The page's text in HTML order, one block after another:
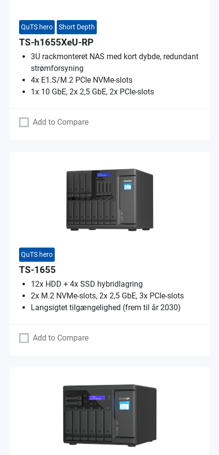
QuTS hero Short Depth
TS-h1655XeU-RP
3U rackmonteret NAS med kort dybde, redundant
strømforsyning
4x E1.S/M.2 PCIe NVMe-slots
1x 10 GbE, 2x 2,5 GbE, 2x PCIe-slots
Add to Compare
QuTS hero
TS-1655
12x HDD + 4x SSD hybridlagring
2x M.2 NVMe-slots, 2x 2,5 GbE, 3x PCIe-slots
Langsigtet tilgængelighed (frem til år 2030)
Add to Compare